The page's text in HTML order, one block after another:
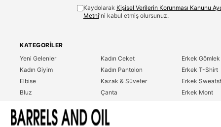
Kaydolarak Kişisel Verilerin Korunması Kanunu
Metni'ni kabul etmiş olursunuz.
KATEGORILER
Yeni Gelenler
Kadın Giyim
Elbise
Bluz
T-Shirt
Kadın Ceket
Kadın Pantolon
Kazak & Süveter
Çanta
Erkek Gömlek
Erkek T-Shirt
Erkek
Erkek Mont